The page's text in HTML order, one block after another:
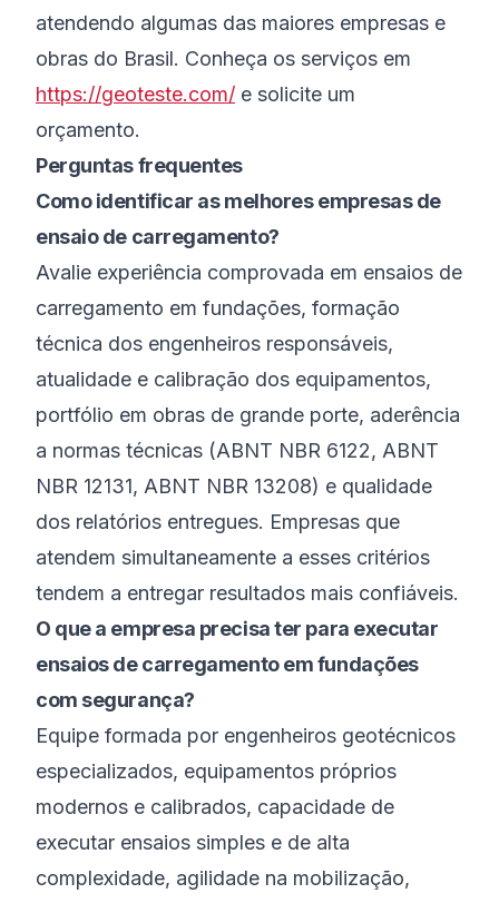
atendendo algumas das maiores empresas e
obras do Brasil. Conheça os serviços em
https://geoteste.com/ e solicite um
orçamento.
Perguntas frequentes
Como identificar as melhores empresas de
ensaio de carregamento?
Avalie experiência comprovada em ensaios de
carregamento em fundações, formação
técnica dos engenheiros responsáveis,
atualidade e calibração dos equipamentos,
portfólio em obras de grande porte, aderência
a normas técnicas (ABNT NBR 6122, ABNT
NBR 12131, ABNT NBR 13208) e qualidade
dos relatórios entregues. Empresas que
atendem simultaneamente a esses critérios
tendem a entregar resultados mais confiáveis.
O que a empresa precisa ter para executar
ensaios de carregamento em fundações
com segurança?
Equipe formada por engenheiros geotécnicos
especializados, equipamentos próprios
modernos e calibrados, capacidade de
executar ensaios simples e de alta
complexidade, agilidade na mobilização,